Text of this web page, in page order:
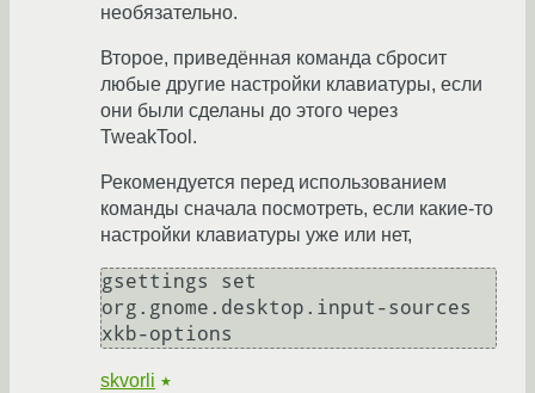
необязательно.
Второе, приведённая команда сбросит
любые другие настройки клавиатуры, если
они были сделаны до этого через
TweakTool.
Рекомендуется перед использованием
команды сначала посмотреть, если какие-то
настройки клавиатуры уже или нет,
gsettings set
org.gnome.desktop.input-sources
skvorli ★